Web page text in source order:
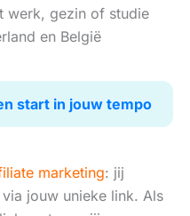
werk, gezin of studie
en België
start in jouw tempo
marketing: jij
jouw unieke link. Als